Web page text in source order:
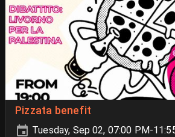
Pizzata benefit
Tuesday, Sep 02, 07:00 PM-